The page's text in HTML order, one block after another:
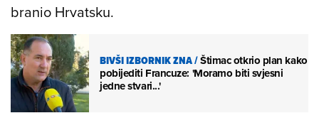
branio Hrvatsku.
BIVŠI IZBORNIK ZNA/Štimac otkrio plan kako
pobijediti Francuze: 'Moramo biti svjesni
jedne stvari...'